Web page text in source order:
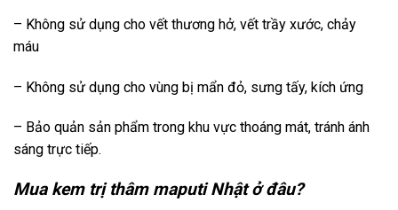
– Không sử dụng cho vết thương hở, vết trầy xước, chảy
máu
– Không sử dụng cho vùng bị mẩn đỏ, sưng tấy, kích ứng
– Bảo quản sản phẩm trong khu vực thoáng mát, tránh ánh
sáng trực tiếp.
Mua kem trị thâm maputi Nhật ở đâu?